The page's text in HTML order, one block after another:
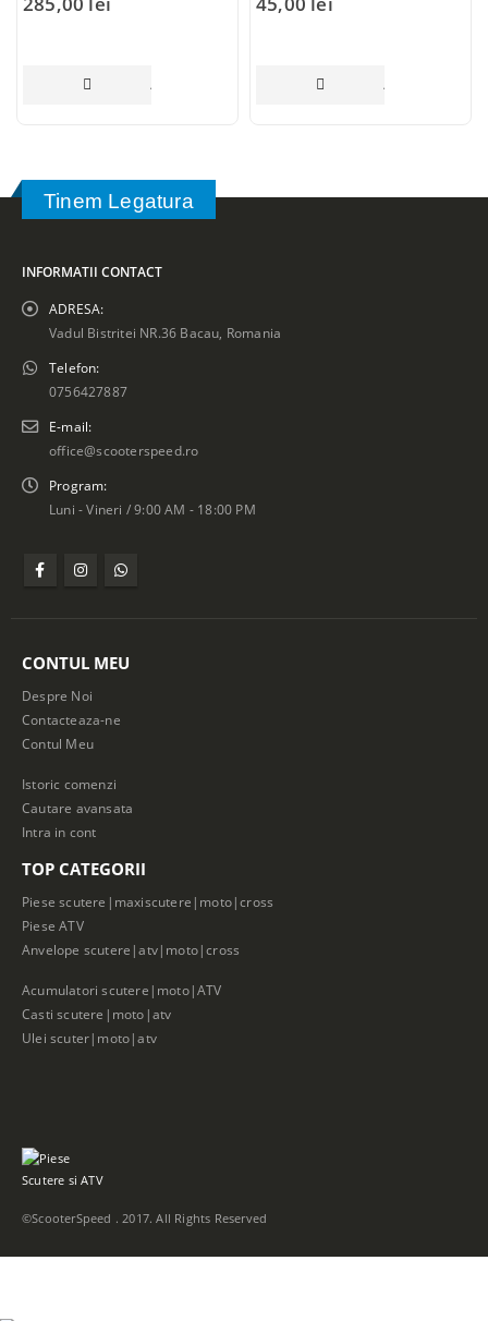
ADAUGĂ ÎN COȘ ADAUGĂ ÎN COȘ
Tinem Legatura
INFORMATII CONTACT
ADRESA:
Vadul Bistritei NR.36 Bacau, Romania
Telefon:
0756427887
E-mail:
office@scooterspeed.ro
Program:
Luni - Vineri / 9:00 AM - 18:00 PM
CONTUL MEU
Despre Noi
Contacteaza-ne
Contul Meu
Istoric comenzi
Cautare avansata
Intra in cont
TOP CATEGORII
Piese scutere|maxiscutere|moto|cross
Piese ATV
Anvelope scutere|atv|moto|cross
Acumulatori scutere|moto|ATV
Casti scutere|moto|atv
Ulei scuter|moto|atv
©ScooterSpeed . 2017. All Rights Reserved